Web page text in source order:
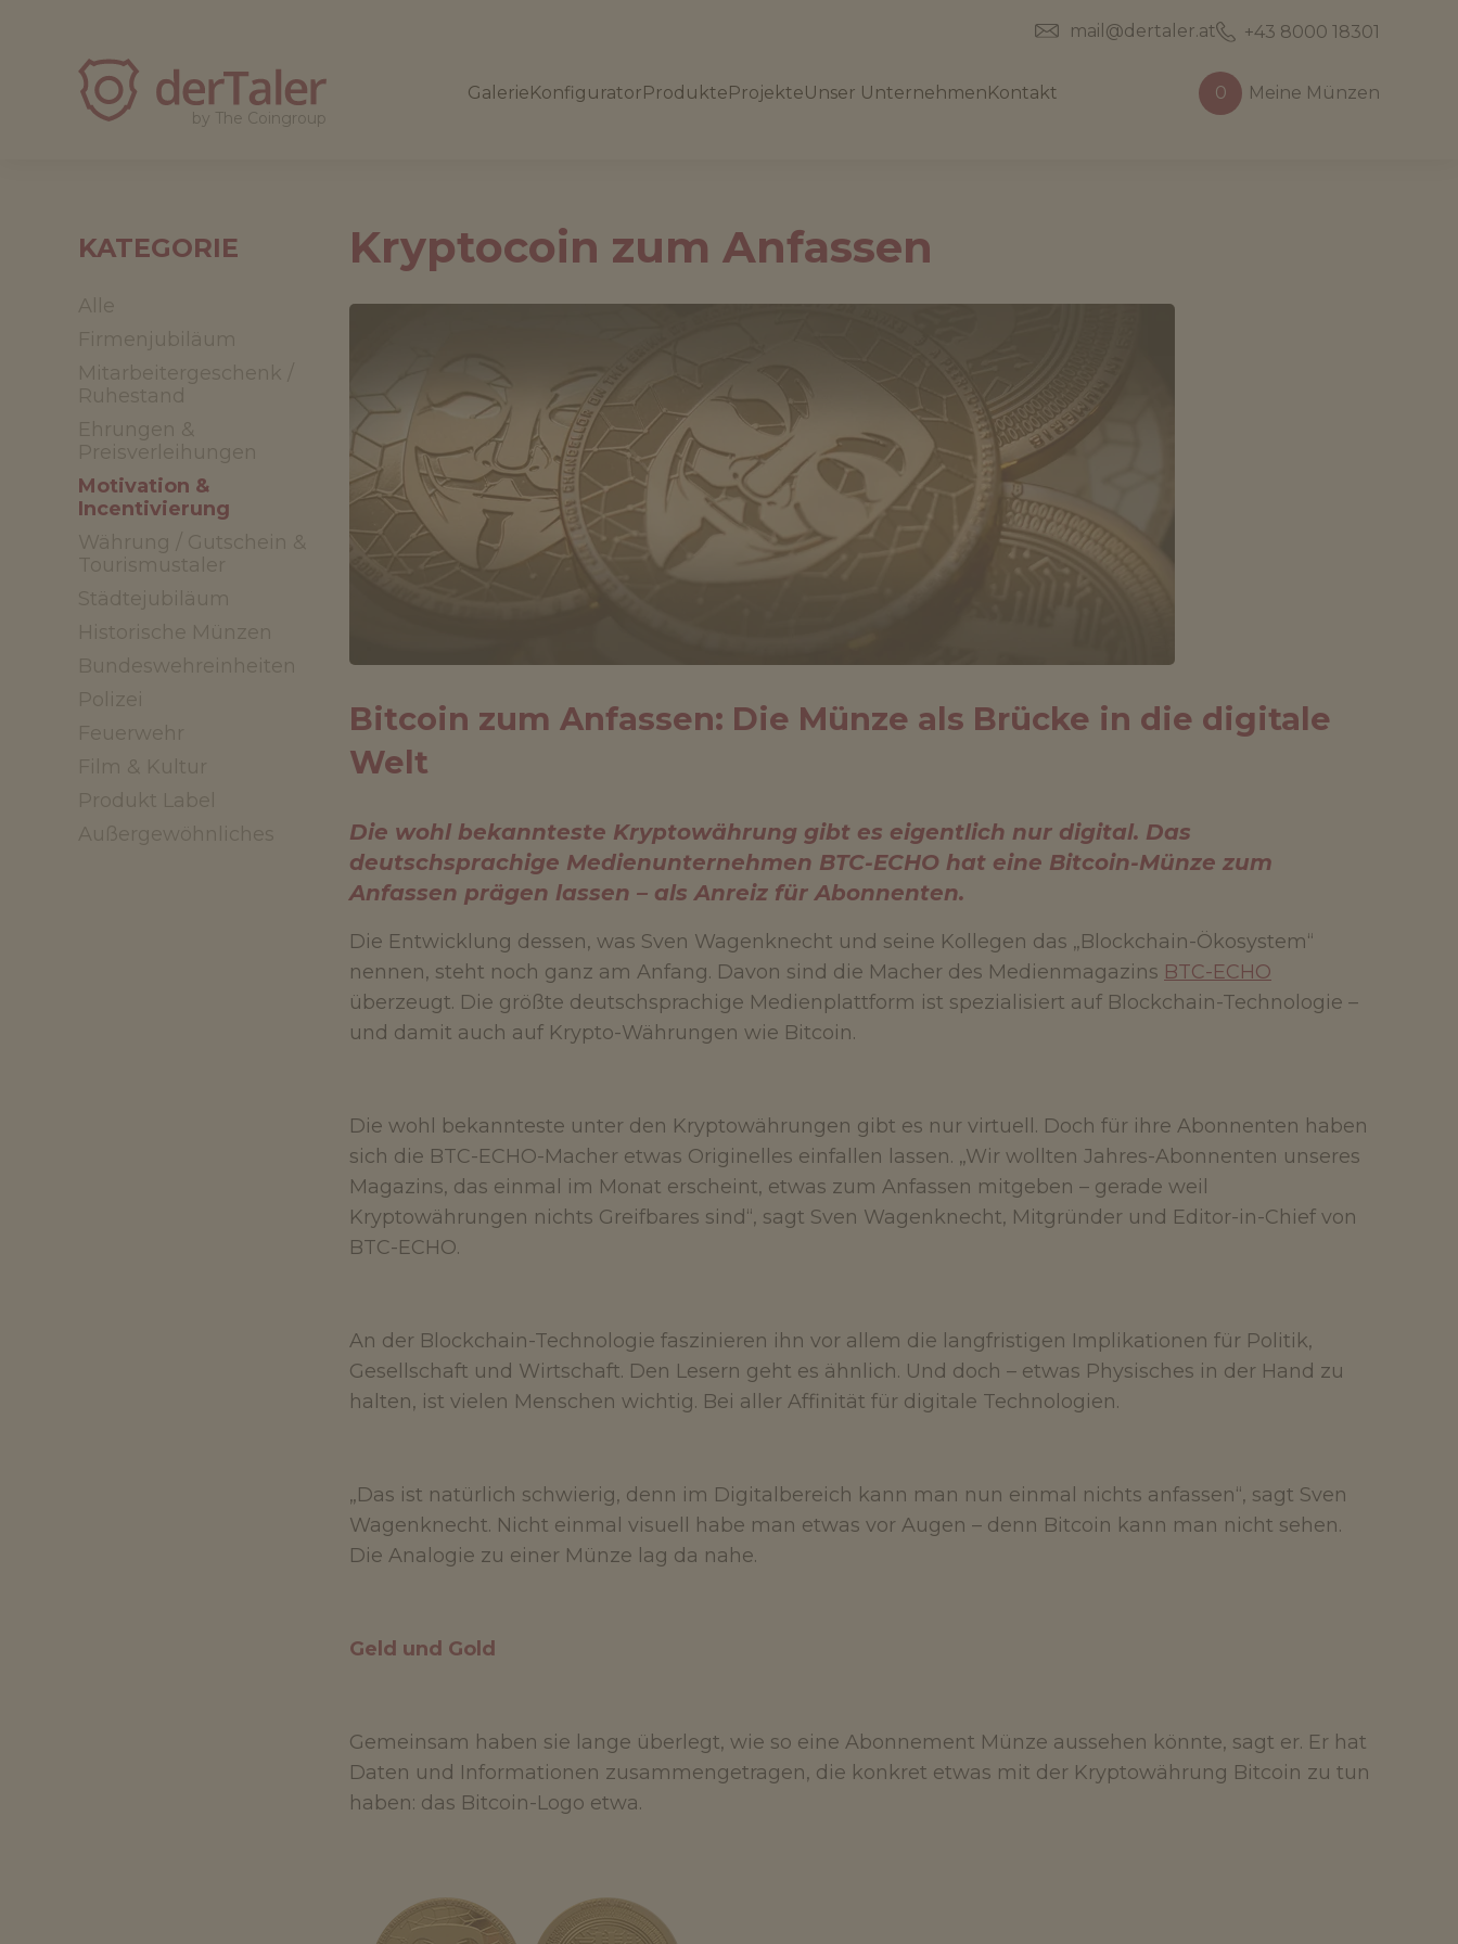
mail@dertaler.at +43 8000 18301
derTaler
by The Coingroup
Galerie Konfigurator Produkte ProjekteUnser Unternehmen Kontakt 0 Meine Münzen
KATEGORIE
Motivation &
Incentivierung
Kryptocoin zum Anfassen
Bitcoin zum Anfassen: Die Münze als Brücke in die digitale
Welt
Die wohl bekannteste Kryptowährung gibt es eigentlich nur digital. Das
deutschsprachige Medienunternehmen BTC-ECHO hat eine Bitcoin-Münze zum
Anfassen prägen lassen – als Anreiz für Abonnenten.
Die Entwicklung dessen, was Sven Wagenknecht und seine Kollegen das „Blockchain-Ökosystem“
nennen, steht noch ganz am Anfang. Davon sind die Macher des Medienmagazins BTC-ECHO
überzeugt. Die größte deutschsprachige Medienplattform ist spezialisiert auf Blockchain-Technologie –
und damit auch auf Krypto-Währungen wie Bitcoin.
Die wohl bekannteste unter den Kryptowährungen gibt es nur virtuell. Doch für ihre Abonnenten haben
sich die BTC-ECHO-Macher etwas Originelles einfallen lassen. „Wir wollten Jahres-Abonnenten unseres
Magazins, das einmal im Monat erscheint, etwas zum Anfassen mitgeben – gerade weil
Kryptowährungen nichts Greifbares sind“, sagt Sven Wagenknecht, Mitgründer und Editor-in-Chief von
BTC-ECHO.
An der Blockchain-Technologie faszinieren ihn vor allem die langfristigen Implikationen für Politik,
Gesellschaft und Wirtschaft. Den Lesern geht es ähnlich. Und doch – etwas Physisches in der Hand zu
halten, ist vielen Menschen wichtig. Bei aller Affinität für digitale Technologien.
„Das ist natürlich schwierig, denn im Digitalbereich kann man nun einmal nichts anfassen“, sagt Sven
Wagenknecht. Nicht einmal visuell habe man etwas vor Augen – denn Bitcoin kann man nicht sehen.
Die Analogie zu einer Münze lag da nahe.
Geld und Gold
Gemeinsam haben sie lange überlegt, wie so eine Abonnement Münze aussehen könnte, sagt er. Er hat
Daten und Informationen zusammengetragen, die konkret etwas mit der Kryptowährung Bitcoin zu tun
haben: das Bitcoin-Logo etwa.